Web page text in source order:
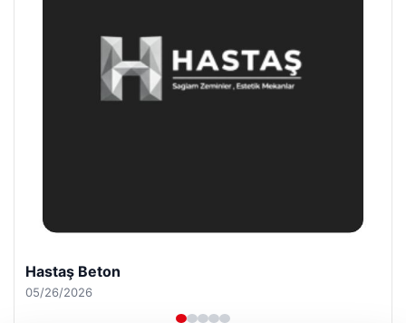
Prenses Night Club
04/29/2026